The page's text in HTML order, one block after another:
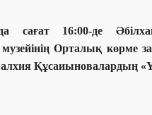
16:00-де
Орталық көрме
Балхия